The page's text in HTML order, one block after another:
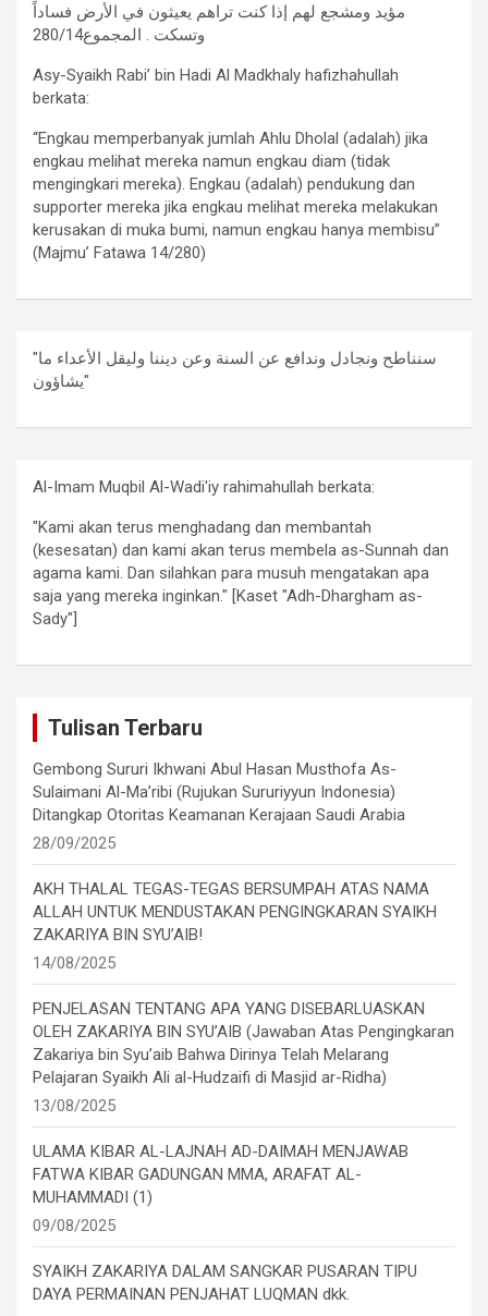
مؤيد ومشجع لهم إذا كنت تراهم يعيثون في الأرض فساداً
وتسكت . المجموع280/14
Asy-Syaikh Rabi’ bin Hadi Al Madkhaly hafizhahullah
berkata:
“Engkau memperbanyak jumlah Ahlu Dholal (adalah) jika
engkau melihat mereka namun engkau diam (tidak
mengingkari mereka). Engkau (adalah) pendukung dan
supporter mereka jika engkau melihat mereka melakukan
kerusakan di muka bumi, namun engkau hanya membisu”
(Majmu’ Fatawa 14/280)
"سنناطح ونجادل وندافع عن السنة وعن ديننا وليقل الأعداء ما
يشاؤون"
Al-Imam Muqbil Al-Wadi'iy rahimahullah berkata:
"Kami akan terus menghadang dan membantah
(kesesatan) dan kami akan terus membela as-Sunnah dan
agama kami. Dan silahkan para musuh mengatakan apa
saja yang mereka inginkan." [Kaset "Adh-Dhargham as-
Sady"]
Tulisan Terbaru
Gembong Sururi Ikhwani Abul Hasan Musthofa As-
Sulaimani Al-Ma’ribi (Rujukan Sururiyyun Indonesia)
Ditangkap Otoritas Keamanan Kerajaan Saudi Arabia
28/09/2025
AKH THALAL TEGAS-TEGAS BERSUMPAH ATAS NAMA
ALLAH UNTUK MENDUSTAKAN PENGINGKARAN SYAIKH
ZAKARIYA BIN SYU’AIB!
14/08/2025
PENJELASAN TENTANG APA YANG DISEBARLUASKAN
OLEH ZAKARIYA BIN SYU’AIB (Jawaban Atas Pengingkaran
Zakariya bin Syu’aib Bahwa Dirinya Telah Melarang
Pelajaran Syaikh Ali al-Hudzaifi di Masjid ar-Ridha)
13/08/2025
ULAMA KIBAR AL-LAJNAH AD-DAIMAH MENJAWAB
FATWA KIBAR GADUNGAN MMA, ARAFAT AL-
MUHAMMADI (1)
09/08/2025
SYAIKH ZAKARIYA DALAM SANGKAR PUSARAN TIPU
DAYA PERMAINAN PENJAHAT LUQMAN dkk.